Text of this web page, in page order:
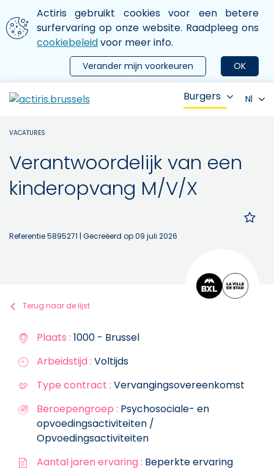
Aller au contenu principal
We gebruiken cookies
Actiris gebruikt cookies voor een betere
surfervaring op onze website. Raadpleeg ons
cookiebeleidvoor meer info.
OK
Verander mijn voorkeuren
le menu
Burgers Nl
VACATURES
Verantwoordelijk van een
kinderopvang M/V/X
Referentie 5895271 | Gecreëerd op 09 juli 2026
Terug naar de lijst
Plaats : 1000 - Brussel
Arbeidstijd : Voltijds
Type contract : Vervangingsovereenkomst
Beroepengroep : Psychosociale- en
opvoedingsactiviteiten /
Opvoedingsactiviteiten
Aantal jaren ervaring : Beperkte ervaring